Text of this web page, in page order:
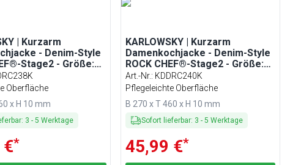
| Kurzarm
- Denim-Style
Stage2 - Größe:
Oberfläche
x H 10 mm
: 3 -5 Werktage
€*
KARLOWSKY | Kurzarm
Damenkochjacke - Denim-Style
ROCK CHEF®-Stage2 - Größe:
40
Art.-Nr.: KDDRC240K
Pflegeleichte Oberfläche
B 270 x T 460 x H 10 mm
Sofort lieferbar: 3 - 5 Werktage
45,99 €*